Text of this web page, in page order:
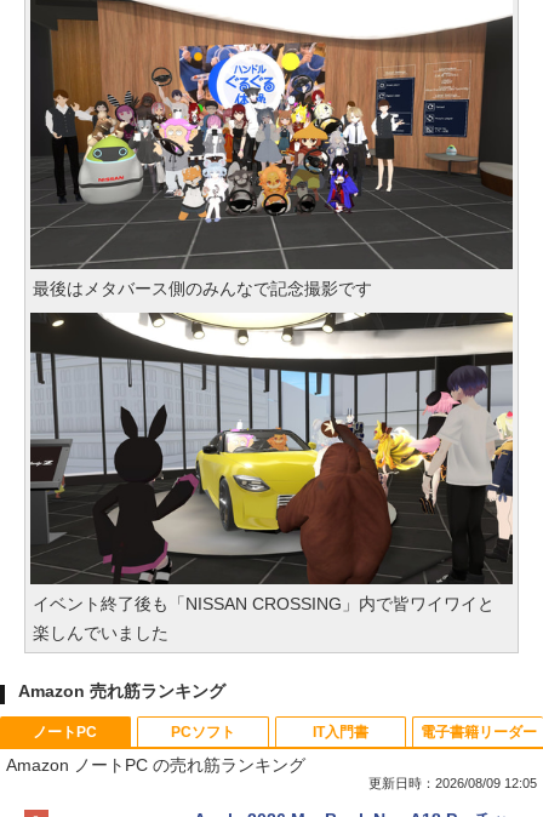
最後はメタバース側のみんなで記念撮影です
イベント終了後も「NISSAN CROSSING」内で皆ワイワイと
楽しんでいました
Amazon 売れ筋ランキング
ノートPC
Amazon ノートPC の売れ筋ランキング
更新日時：2026/08/09 12:05
PCソフト IT入門書 電子書籍リーダー